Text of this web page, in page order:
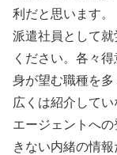
利だと思います。
派遣社員として
ください。各々
身が望む職種を多
広くは紹介して
エージェントへ
きない内緒の情報